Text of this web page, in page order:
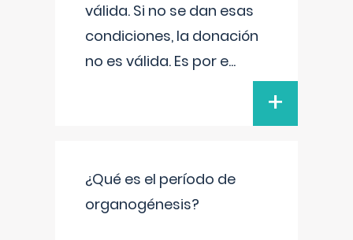
válida. Si no se dan esas
condiciones, la donación
no es válida. Es por e...
+
¿Qué es el período de
organogénesis?